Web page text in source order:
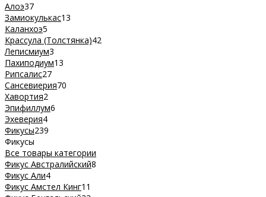
Алоэ37
Замиокулькас13
Каланхоэ5
Крассула (Толстянка)42
Леписмиум3
Пахиподиум13
Рипсалис27
Сансевиерия70
Хавортия2
Эпифиллум6
Эхеверия4
Фикусы239
Фикусы
Все товары категории
Фикус Австралийский8
Фикус Али4
Фикус Амстел Кинг11